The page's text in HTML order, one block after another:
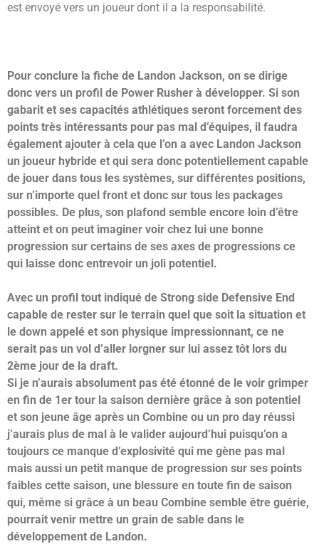
est envoyé vers un joueur dont il a la responsabilité.
Pour conclure la fiche de Landon Jackson, on se dirige
donc vers un profil de Power Rusher à développer. Si son
gabarit et ses capacités athlétiques seront forcement des
points très intéressants pour pas mal d’équipes, il faudra
également ajouter à cela que l’on a avec Landon Jackson
un joueur hybride et qui sera donc potentiellement capable
de jouer dans tous les systèmes, sur différentes positions,
sur n’importe quel front et donc sur tous les packages
possibles. De plus, son plafond semble encore loin d’être
atteint et on peut imaginer voir chez lui une bonne
progression sur certains de ses axes de progressions ce
qui laisse donc entrevoir un joli potentiel.
Avec un profil tout indiqué de Strong side Defensive End
capable de rester sur le terrain quel que soit la situation et
le down appelé et son physique impressionnant, ce ne
serait pas un vol d’aller lorgner sur lui assez tôt lors du
2ème jour de la draft.
Si je n’aurais absolument pas été étonné de le voir grimper
en fin de 1er tour la saison dernière grâce à son potentiel
et son jeune âge après un Combine ou un pro day réussi
j’aurais plus de mal à le valider aujourd’hui puisqu’on a
toujours ce manque d’explosivité qui me gène pas mal
mais aussi un petit manque de progression sur ses points
faibles cette saison, une blessure en toute fin de saison
qui, même si grâce à un beau Combine semble être guérie,
pourrait venir mettre un grain de sable dans le
développement de Landon.